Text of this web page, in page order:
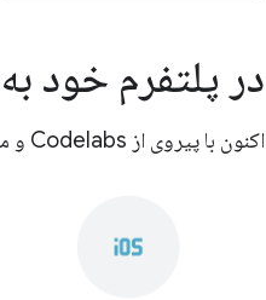
در پلتفرم خود به Firebase بروید
اکنون با پیروی از Codelabs و مستندات مرجع SDK پلتفرم، توسعه را در پلتفرم خود شروع کنید.